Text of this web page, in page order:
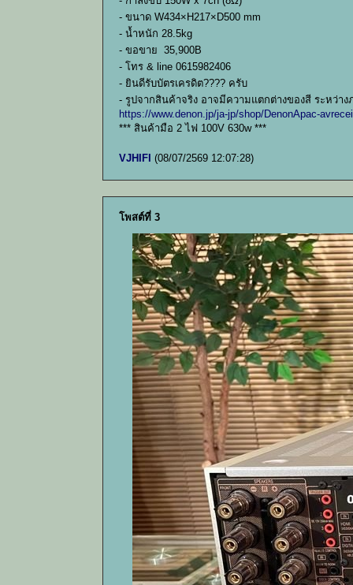
- ขนาด W434×H217×D500 mm
- น้ำหนัก 28.5kg
- ขอขาย 35,900B
- โทร & line 0615982406
- ยินดีรับบัตรเครดิต???? ครับ
- รูปจากสินค้าจริง อาจมีความแตกต่างของสี ระหว่า
https://www.denon.jp/ja-jp/shop/DenonApac-
*** สินค้ามือ 2 ไฟ 100V 630w ***
VJHIFI (08/07/2569 12:07:28)
โพสต์ที่ 3